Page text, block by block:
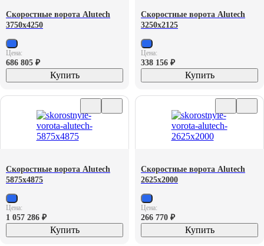
Скоростные ворота Alutech
3750х4250
Цена:
686 805 ₽
Купить
Скоростные ворота Alutech
3250х2125
Цена:
338 156 ₽
Купить
Скоростные ворота Alutech
5875х4875
Цена:
1 057 286 ₽
Купить
Скоростные ворота Alutech
2625х2000
Цена:
266 770 ₽
Купить